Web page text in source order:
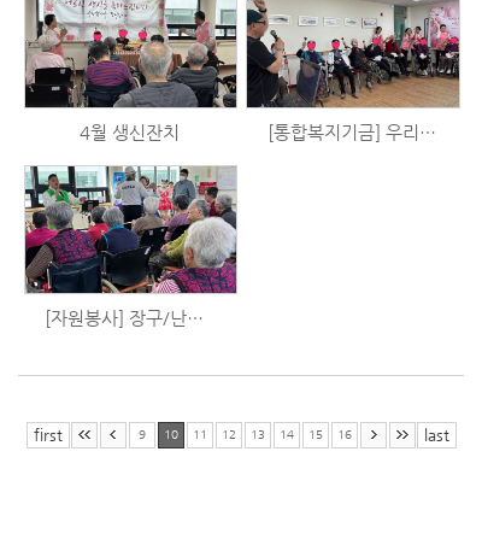
4월 생신잔치 [통합복지기금] 우리는 시니어 예술가 시즌2 - 음악활동 (4/17)
[자원봉사] 장구/난타/민요 공연
first 9 10 11 12 13 14 15 16 last